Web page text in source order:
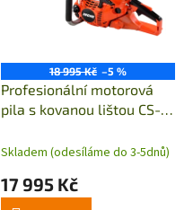
18 995 Kč –5 %
Profesionální motorová
pila s kovanou lištou CS-
Skladem (odesíláme do 3-5dnů)
17 995 Kč